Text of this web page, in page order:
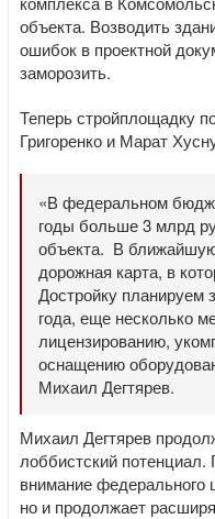
объекта. Возводить
ошибок в проектной
заморозить.
Теперь стройплощадку
Григоренко и Марат
«В федеральном
годы больше 3 млрд
объекта. В
дорожная карта, в
Достройку планируем
года, еще несколько
лицензированию,
оснащению
Михаил Дегтярев.
Михаил Дегтярев
лоббистский потенциал.
внимание федерального
но и продолжает